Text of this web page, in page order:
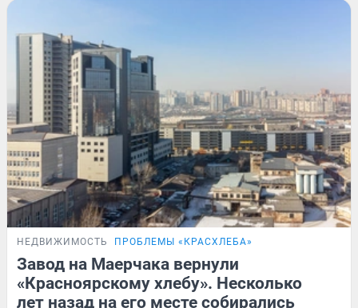
НЕДВИЖИМОСТЬ ПРОБЛЕМЫ «КРАСХЛЕБА»
Завод на Маерчака вернули
«Красноярскому хлебу». Несколько
лет назад на его месте собирались